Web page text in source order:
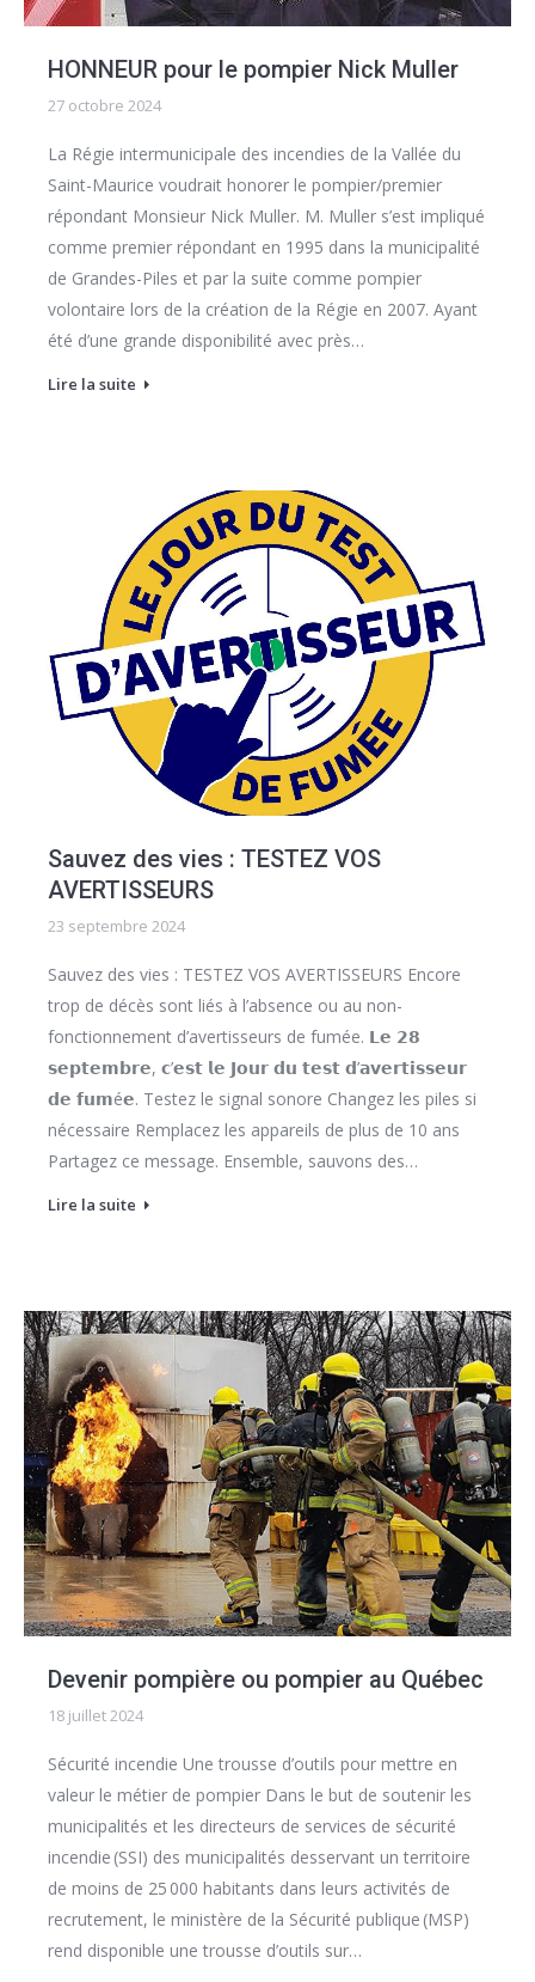
HONNEUR pour le pompier Nick Muller
27 octobre 2024
La Régie intermunicipale des incendies de la Vallée du
Saint-Maurice voudrait honorer le pompier/premier
répondant Monsieur Nick Muller. M. Muller s’est impliqué
comme premier répondant en 1995 dans la municipalité
de Grandes-Piles et par la suite comme pompier
volontaire lors de la création de la Régie en 2007. Ayant
été d’une grande disponibilité avec près…
Lire la suite
Sauvez des vies : TESTEZ VOS
AVERTISSEURS
23 septembre 2024
Sauvez des vies : TESTEZ VOS AVERTISSEURS Encore
trop de décès sont liés à l’absence ou au non-
fonctionnement d’avertisseurs de fumée. 𝗟𝗲 𝟮𝟴
𝘀𝗲𝗽𝘁𝗲𝗺𝗯𝗿𝗲, 𝗰’𝗲𝘀𝘁 𝗹𝗲 𝗝𝗼𝘂𝗿 𝗱𝘂 𝘁𝗲𝘀𝘁 𝗱’𝗮𝘃𝗲𝗿𝘁𝗶𝘀𝘀𝗲𝘂𝗿
𝗱𝗲 𝗳𝘂𝗺é𝗲. Testez le signal sonore Changez les piles si
nécessaire Remplacez les appareils de plus de 10 ans
Partagez ce message. Ensemble, sauvons des…
Lire la suite
Devenir pompière ou pompier au Québec
18 juillet 2024
Sécurité incendie Une trousse d’outils pour mettre en
valeur le métier de pompier Dans le but de soutenir les
municipalités et les directeurs de services de sécurité
incendie (SSI) des municipalités desservant un territoire
de moins de 25 000 habitants dans leurs activités de
recrutement, le ministère de la Sécurité publique (MSP)
rend disponible une trousse d’outils sur…